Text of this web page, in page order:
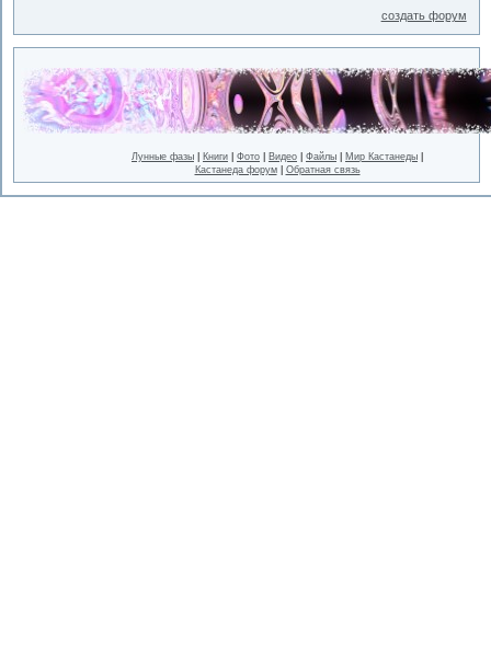
создать форум
Лунные фазы Книги Фото Видео Файлы Мир Кастанеды
Кастанеда форум| Обратная связь